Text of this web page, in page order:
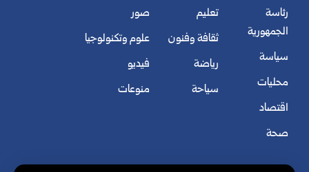
رئاسة
الجمهورية
سياسة
محليات
اقتصاد
صحة
تعليم
ثقافة وفنون
رياضة
سياحة
صور
علوم وتكنولوجيا
فيديو
منوعات